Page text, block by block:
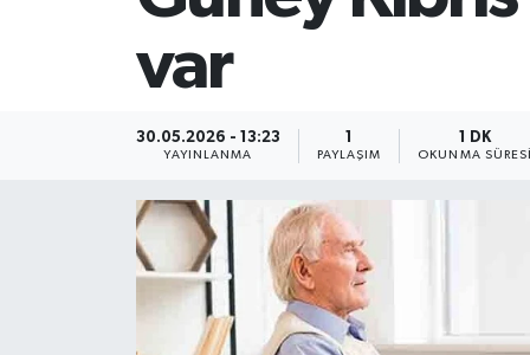
var
30.05.2026 - 13:23
YAYINLANMA
1
PAYLAŞIM
1 DK
OKUNMA